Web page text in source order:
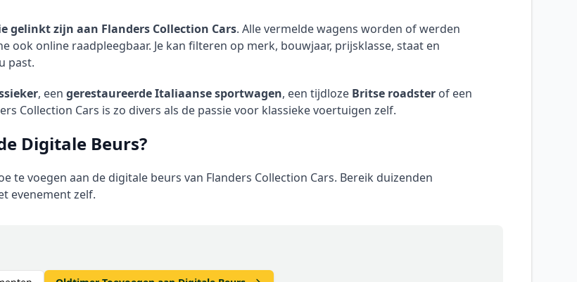
gelinkt zijn aan Flanders Collection Cars. Alle vermelde wagens worden of werden
ook online raadpleegbaar. Je kan filteren op merk, bouwjaar, prijsklasse, staat en
past.
, een gerestaureerde Italiaanse sportwagen, een tijdloze Britse roadster of een
Collection Cars is zo divers als de passie voor klassieke voertuigen zelf.
Digitale Beurs?
te voegen aan de digitale beurs van Flanders Collection Cars. Bereik duizenden
evenement zelf.